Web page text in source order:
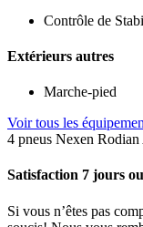
Contrôle de
Extérieurs autres
Marche-pied
Voir tous les
4 pneus Nexen
Satisfaction 7 jours
Si vous n’êtes pas